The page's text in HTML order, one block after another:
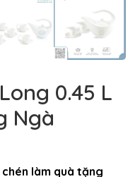
0.45 L
Ngà
làm quà tặng